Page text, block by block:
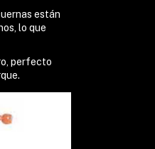
están
lo que
perfecto